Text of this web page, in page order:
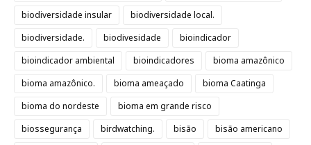
biodiversidade insular
biodiversidade local.
biodiversidade.
biodivesidade
bioindicador
bioindicador ambiental
bioindicadores
bioma amazônico
bioma amazônico.
bioma ameaçado
bioma Caatinga
bioma do nordeste
bioma em grande risco
biossegurança
birdwatching. bisão
bisão americano